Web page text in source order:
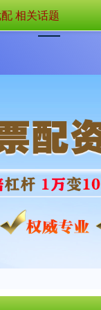
首页
相关话题